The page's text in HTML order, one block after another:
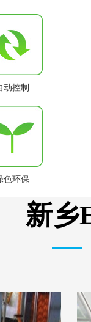
动控制
色环保
新乡